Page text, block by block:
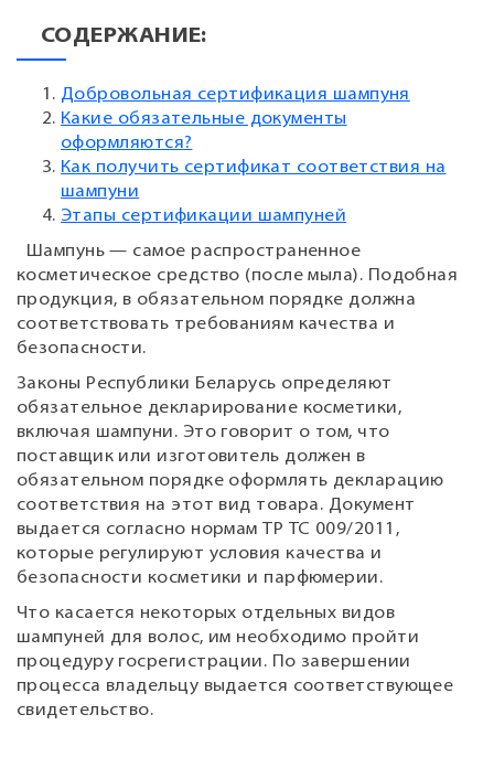
СОДЕРЖАНИЕ:
Добровольная сертификация шампуня
Какие обязательные документы
оформляются?
Как получить сертификат соответствия на
шампуни
Этапы сертификации шампуней
Шампунь — самое распространенное
косметическое средство (после мыла). Подобная
продукция, в обязательном порядке должна
соответствовать требованиям качества и
безопасности.
Законы Республики Беларусь определяют
обязательное декларирование косметики,
включая шампуни. Это говорит о том, что
поставщик или изготовитель должен в
обязательном порядке оформлять декларацию
соответствия на этот вид товара. Документ
выдается согласно нормам ТР ТС 009/2011,
которые регулируют условия качества и
безопасности косметики и парфюмерии.
Что касается некоторых отдельных видов
шампуней для волос, им необходимо пройти
процедуру госрегистрации. По завершении
процесса владельцу выдается соответствующее
свидетельство.